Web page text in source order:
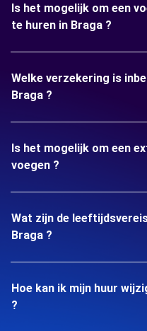
Is het mogelijk om een
te huren in Braga ?
Welke verzekering is
Braga ?
Is het mogelijk om een
voegen ?
Wat zijn de
Braga ?
Hoe kan ik mijn huur
?